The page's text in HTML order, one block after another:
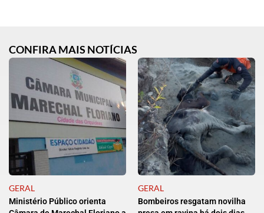
CONFIRA MAIS NOTÍCIAS
GERAL
Ministério Público orienta
GERAL
Bombeiros resgatam novilha